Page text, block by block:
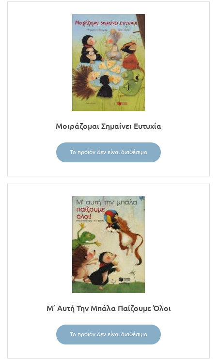
Μοιράζομαι Σημαίνει Ευτυχία
Το προϊόν δεν είναι διαθέσιμο
Μ’ Αυτή Την Μπάλα Παίζουμε Όλοι
Το προϊόν δεν είναι διαθέσιμο